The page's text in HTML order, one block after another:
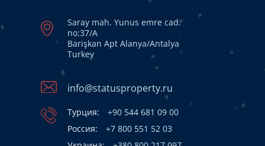
Saray mah. Yunus emre cad.
no:37/A
Barişkan Apt Alanya/Antalya
Turkey
info@statusproperty.ru
Турция:
+90 544 681 09 00
Россия:
+7 800 551 52 03